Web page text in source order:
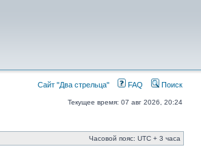
Сайт "Два стрельца" FAQ Поиск
Текущее время: 07 авг 2026, 20:24
Часовой пояс: UTC + 3 часа